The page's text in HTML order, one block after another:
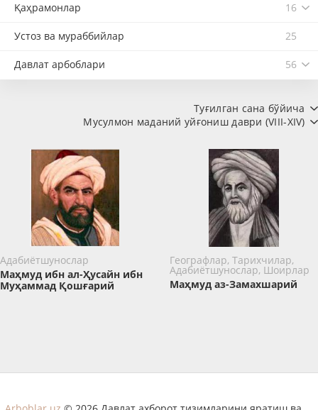
Қаҳрамонлар 16
Устоз ва мураббийлар 25
Давлат арбоблари 56
Туғилган сана бўйича
Мусулмон маданий уйғониш даври (VIII-XIV)
Адабиётшунослар
Маҳмуд ибн ал-Ҳусайн ибн
Муҳаммад Қошғарий
Географлар, Тарихчилар,
Адабиётшунослар, Шоирлар
Маҳмуд аз-Замахшарий